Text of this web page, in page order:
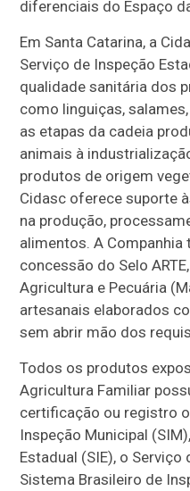
diferenciais do Espaço
Em Santa Catarina, a
Serviço de Inspeção
qualidade sanitária dos
como linguiças,
as etapas da cadeia
animais à
produtos de origem
Cidasc oferece suporte
na produção,
alimentos. A Companhia
concessão do Selo
Agricultura e Pecuária
artesanais elaborados
sem abrir mão dos
Todos os produtos
Agricultura Familiar
certificação ou registro
Inspeção Municipal
Estadual (SIE), o Serviço
Sistema Brasileiro de